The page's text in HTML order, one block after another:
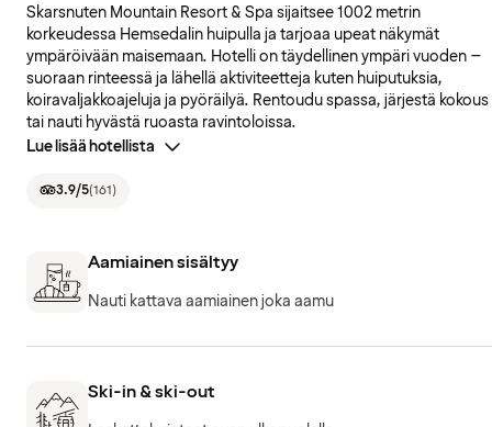
Skarsnuten Mountain Resort & Spa sijaitsee 1002 metrin
korkeudessa Hemsedalin huipulla ja tarjoaa upeat näkymät
ympäröivään maisemaan. Hotelli on täydellinen ympäri vuoden –
suoraan rinteessä ja lähellä aktiviteetteja kuten huiputuksia,
koiravaljakkoajeluja ja pyöräilyä. Rentoudu spassa, järjestä kokous
tai nauti hyvästä ruoasta ravintoloissa.
Lue lisää hotellista
3.9/5(161)
Aamiainen sisältyy
Nauti kattava aamiainen joka aamu
Ski-in & ski-out